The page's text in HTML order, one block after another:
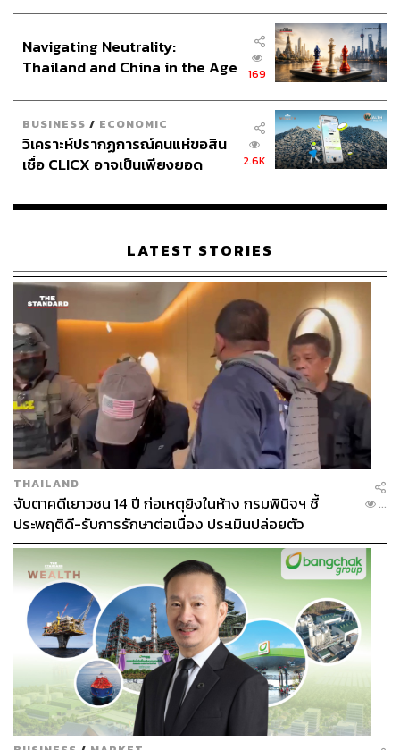
306 คะแนน ขณะที่ทรัมป์ได้จำนวน 232 คะแนน โดย
หลังจากนี้ไบเดนจะเข้าพิธีสาบานตนเพื่อรับตำแหน่ง
ประธานาธิบดีคนต่อไปอย่างเป็นทางการในวันที่ 20
ทรัมป์ถูกล็อกบัญชีเฟซบุ๊กและทวิตเตอร์
แพลตฟอร์มโซเชียลยอดนิยมของโลกทั้งเฟซบุ๊กและทวิ
ชั่วคราว โดยทวิตเตอร์ได้ปิดการใช้งานเป็นเวลา 12
เตอร์ พร้อมเตือนว่าอาจระงับบัญชีของเขาเป็นการ
ถาวร ซึ่งถือเป็นครั้งแรกที่ทวิตเตอร์ออกคำเตือน
ลักษณะนี้กับผู้นำมหาอำนาจโลกแบบทรัมป์
ขณะที่เฟซบุ๊กและอินสตาแกรมได้บล็อกบัญชีของ
ทรัมป์ไม่ให้โพสต์อะไรได้เป็นเวลา 24 ชั่วโมง หลังได้
ลบวิดีโอที่ทรัมป์โพสต์ส่งข้อความถึงเหล่าผู้สนับสนุนที่
เข้าร่วมการจลาจลที่ Capitol
ท่าทีนักการเมืองสหรัฐฯ และปฏิกิริยาผู้นำทั่วโลก
โจ ไบเดน ว่าที่ประธานาธิบดีคนที่ 46 ของสหรัฐฯ พูด
ถึงเหตุจลาจลที่ก่อโดยผู้สนับสนุนทรัมป์ว่า “วันนี้เป็น
เครื่องเตือนความจำที่เจ็บปวด” และย้ำว่า
“ประชาธิปไตยต้องอาศัยผู้นำที่เจตนาดี ผู้ที่กล้ายืนหยัด
เพื่อสาธารณประโยชน์ ไม่ใช่เพื่ออำนาจและความ
ต้องการของตัวเอง”
ขณะที่ บารัก โอบามา อดีตประธานาธิบดีกล่าวว่า
“ประวัติศาสตร์จะจดจำความรุนแรงที่ Capitol ในวันนี้
ซึ่งยุยงโดยประธานาธิบดีที่โกหกแบบไร้เหตุผลอย่างต่อ
เนื่องเกี่ยวกับผลการเลือกตั้งที่ชอบด้วยกฎหมาย ซึ่งเป็น
ช่วงเวลาแห่งความเสื่อมเสียและความอัปยศของ
ประเทศชาติ”
นายกรัฐมนตรีจัสติน ทรูโด ของแคนาดา ทวีตข้อความ
ว่า ชาวแคนาดารู้สึกกังวลใจและเศร้าใจมากต่อการ
Navigating Neutrality:
Thailand and China in the Age
169
BUSINESS / ECONOMIC
วิเคราะห์ปรากฏการณ์คนแห่ขอสิน
เชื่อ CLICX อาจเป็นเพียงยอด
เรือนไทยที่ถูกซุกไว้
2.6K
LATEST STORIES
THAILAND
จับตาคดีเยาวชน 14 ปี ก่อเหตุยิงในห้าง กรมพินิจฯ ชี้
ประพฤติดี-รับการรักษาต่อเนื่อง ประเมินปล่อยตัว
...